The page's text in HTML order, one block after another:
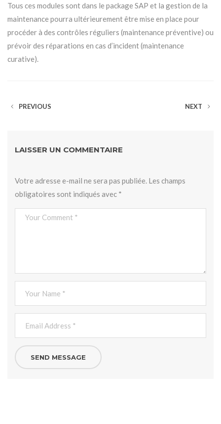
Tous ces modules sont dans le package SAP et la gestion de la
maintenance pourra ultérieurement être mise en place pour
procéder à des contrôles réguliers (maintenance préventive) ou
prévoir des réparations en cas d’incident (maintenance
curative).
PREVIOUS NEXT
LAISSER UN COMMENTAIRE
Votre adresse e-mail ne sera pas publiée. Les champs
obligatoires sont indiqués avec *